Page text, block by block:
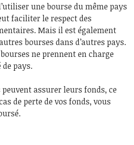
une bourse du même pays
faciliter le respect des
Mais il est également
bourses dans d’autres pays.
ne prennent en charge
pays.
assurer leurs fonds, ce
de perte de vos fonds, vous